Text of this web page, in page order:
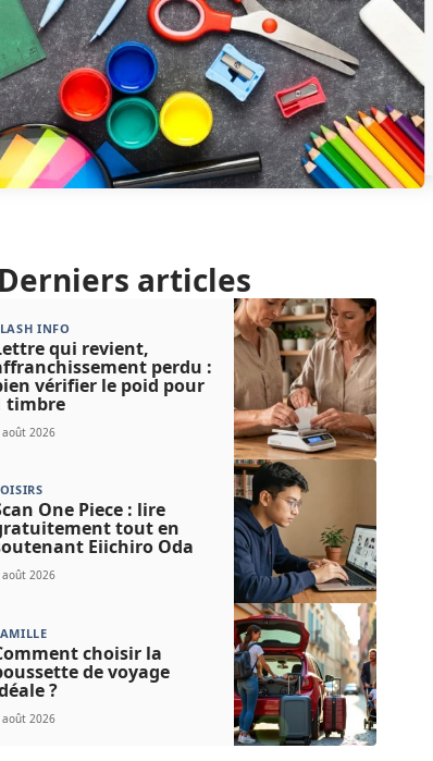
Derniers articles
INFO
qui revient,
perdu :
vérifier le poid pour
timbre
août 2026
One Piece : lire
tout en
Eiichiro Oda
août 2026
choisir la
de voyage
?
août 2026